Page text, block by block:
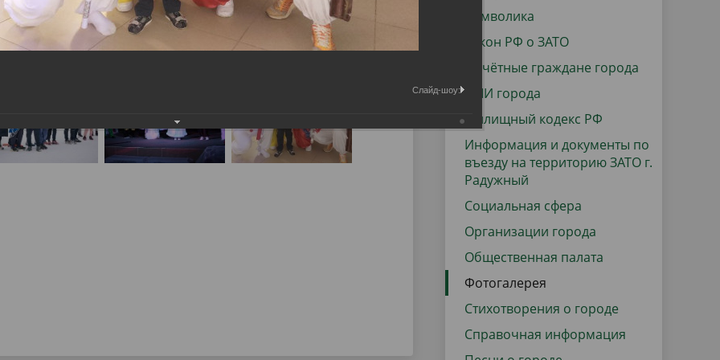
Технопарковая зона
Городская среда
проекты Реализация Национальных проектов
закупки Муниципальный контроль
Региональный контроль
Поддержка малого и среднего
предпринимательства
Символика
Закон РФ о ЗАТО
Почётные граждане города
СМИ города
Жилищный кодекс РФ
Информация и документы по
въезду на территорию ЗАТО г.
Радужный
Социальная сфера
Организации города
Общественная палата
Фотогалерея
Стихотворения о городе
Справочная информация
Слайд-шоу: